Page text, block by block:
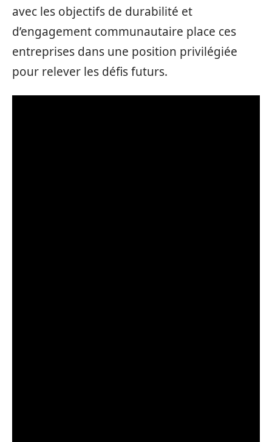
avec les objectifs de durabilité et
d’engagement communautaire place ces
entreprises dans une position privilégiée
pour relever les défis futurs.